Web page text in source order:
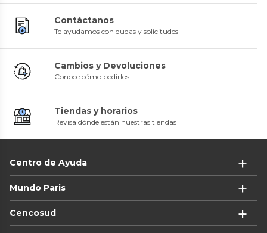
Contáctanos
Te ayudamos con dudas y solicitudes
Cambios y Devoluciones
Conoce cómo pedirlos
Tiendas y horarios
Revisa dónde están nuestras tiendas
Centro de Ayuda
Mundo Paris
Cencosud